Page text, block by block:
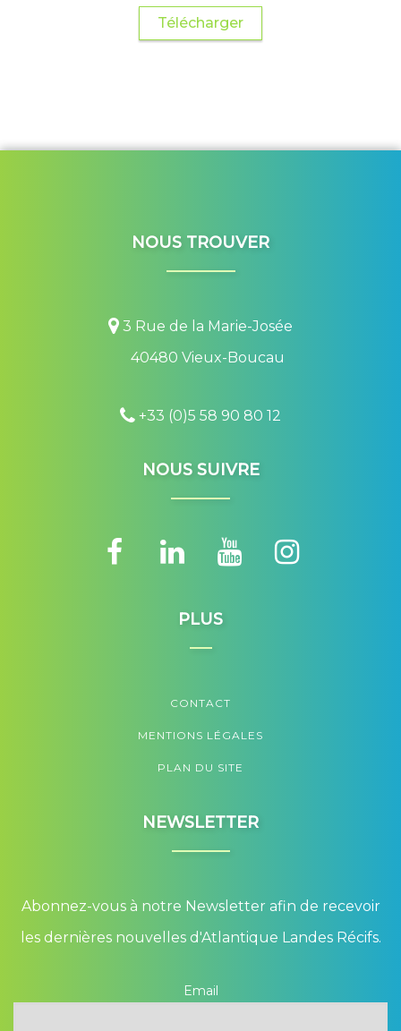
Télécharger
NOUS TROUVER
3 Rue de la Marie-Josée
40480 Vieux-Boucau
+33 (0)5 58 90 80 12
NOUS SUIVRE
PLUS
CONTACT
MENTIONS LÉGALES
PLAN DU SITE
NEWSLETTER
Abonnez-vous à notre Newsletter afin de recevoir
les dernières nouvelles d'Atlantique Landes Récifs.
Email